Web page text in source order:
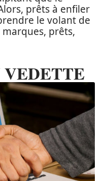
prêts à enfiler
le volant de
prêts,